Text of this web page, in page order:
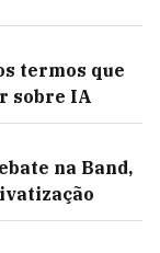
termos que
sobre IA
na Band,